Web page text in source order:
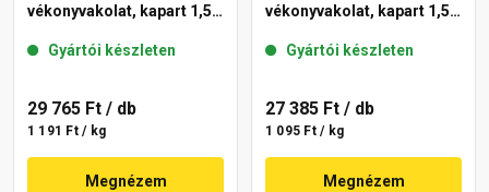
vékonyvakolat, kapart 1,5
Gyártói készleten
29 765 Ft / db
1 191 Ft / kg
Megnézem
vékonyvakolat, kapart 1,5
Gyártói készleten
27 385 Ft / db
1 095 Ft / kg
Megnézem